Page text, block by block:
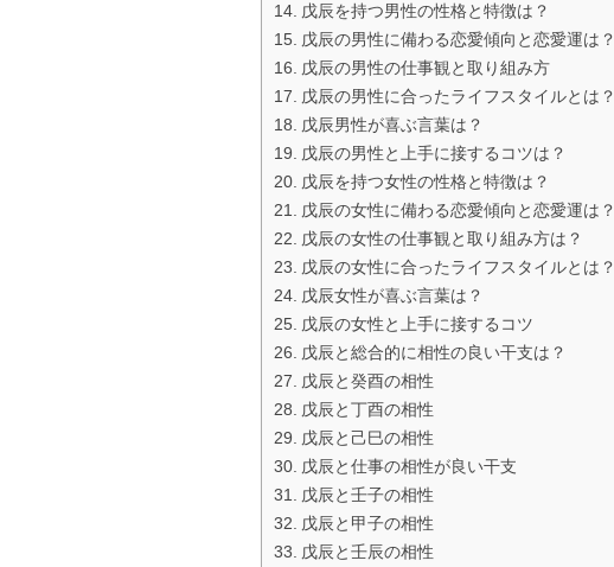
戊辰を持つ男性の性格と特徴は？
戊辰の男性に備わる恋愛傾向と恋愛運は？
戊辰の男性の仕事観と取り組み方
戊辰の男性に合ったライフスタイルとは？
戊辰男性が喜ぶ言葉は？
戊辰の男性と上手に接するコツは？
戊辰を持つ女性の性格と特徴は？
戊辰の女性に備わる恋愛傾向と恋愛運は？
戊辰の女性の仕事観と取り組み方は？
戊辰の女性に合ったライフスタイルとは？
戊辰女性が喜ぶ言葉は？
戊辰の女性と上手に接するコツ
戊辰と総合的に相性の良い干支は？
戊辰と癸酉の相性
戊辰と丁酉の相性
戊辰と己巳の相性
戊辰と仕事の相性が良い干支
戊辰と壬子の相性
戊辰と甲子の相性
戊辰と壬辰の相性